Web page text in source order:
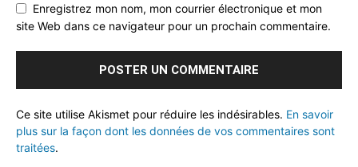
Enregistrez mon nom, mon courrier électronique et mon
site Web dans ce navigateur pour un prochain commentaire.
Ce site utilise Akismet pour réduire les indésirables. En savoir
plus sur la façon dont les données de vos commentaires sont
traitées.